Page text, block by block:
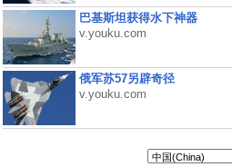
巴基斯坦获得水下神器
v.youku.com
俄军苏57另辟奇径
v.youku.com